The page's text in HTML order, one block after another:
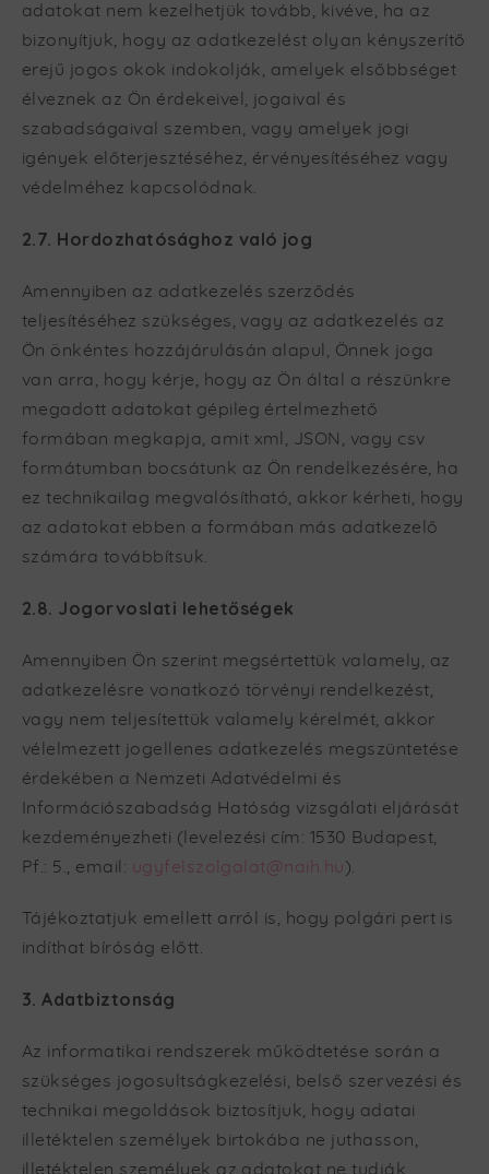
adatokat nem kezelhetjük tovább, kivéve, ha az
bizonyítjuk, hogy az adatkezelést olyan kényszerítő
erejű jogos okok indokolják, amelyek elsőbbséget
élveznek az Ön érdekeivel, jogaival és
szabadságaival szemben, vagy amelyek jogi
igények előterjesztéséhez, érvényesítéséhez vagy
védelméhez kapcsolódnak.
2.7. Hordozhatósághoz való jog
Amennyiben az adatkezelés szerződés
teljesítéséhez szükséges, vagy az adatkezelés az
Ön önkéntes hozzájárulásán alapul, Önnek joga
van arra, hogy kérje, hogy az Ön által a részünkre
megadott adatokat gépileg értelmezhető
formában megkapja, amit xml, JSON, vagy csv
formátumban bocsátunk az Ön rendelkezésére, ha
ez technikailag megvalósítható, akkor kérheti, hogy
az adatokat ebben a formában más adatkezelő
számára továbbítsuk.
2.8. Jogorvoslati lehetőségek
Amennyiben Ön szerint megsértettük valamely, az
adatkezelésre vonatkozó törvényi rendelkezést,
vagy nem teljesítettük valamely kérelmét, akkor
vélelmezett jogellenes adatkezelés megszüntetése
érdekében a Nemzeti Adatvédelmi és
Információszabadság Hatóság vizsgálati eljárását
kezdeményezheti (levelezési cím: 1530 Budapest,
Pf.: 5., email: ugyfelszolgalat@naih.hu).
Tájékoztatjuk emellett arról is, hogy polgári pert is
indíthat bíróság előtt.
3. Adatbiztonság
Az informatikai rendszerek működtetése során a
szükséges jogosultságkezelési, belső szervezési és
technikai megoldások biztosítjuk, hogy adatai
illetéktelen személyek birtokába ne juthasson,
illetéktelen személyek az adatokat ne tudják